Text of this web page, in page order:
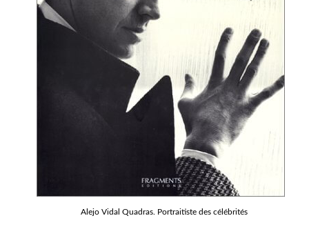
Alejo Vidal Quadras. Portraitiste des célébrités